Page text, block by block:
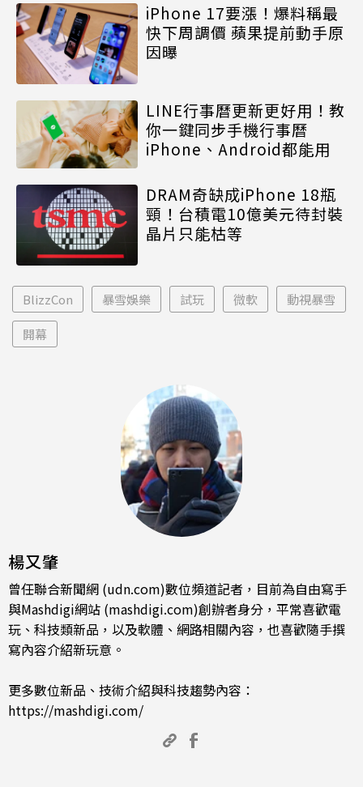
iPhone 17要漲！爆料稱最
快下周調價 蘋果提前動手原
因曝
LINE行事曆更新更好用！教
你一鍵同步手機行事曆
iPhone、Android都能用
DRAM奇缺成iPhone 18瓶
頸！台積電10億美元待封裝
晶片只能枯等
BlizzCon 暴雪娛樂 試玩 微軟 動視暴雪
開幕
楊又肇
曾任聯合新聞網 (udn.com)數位頻道記者，目前為自由寫手
與Mashdigi網站 (mashdigi.com)創辦者身分，平常喜歡電
玩、科技類新品，以及軟體、網路相關內容，也喜歡隨手撰
寫內容介紹新玩意。
更多數位新品、技術介紹與科技趨勢內容：
https://mashdigi.com/